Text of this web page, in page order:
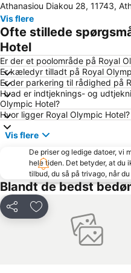
The Athens Pireaus Electric Railways Museum
Lavrio Port
Pandora
Piraeus Metro Station
Kallithea
Ermou
Νational Park Of Sounion
Marina Glyfadas
Zafiro
Panathenaic Stadium
Eretria
Church of Metamorfosi tou Sotiros - Agios Sostis
Lagonisi
Athanasiou Diakou 28, 11743,
Vis flere
Ofte stillede
Hotel
Er der et poolområde på Royal
Er kæledyr tilladt på Royal
Er der parkering til rådighed på
Hvad er indtjeknings- og
Olympic Hotel?
Hvor ligger Royal Olympic Hotel?
Vis flere
De priser og ledige datoer, vi
hele tiden. Det betyder, at
tilbud, du så på trivago, når
Blandt de bedst
Del Føj til favoritter